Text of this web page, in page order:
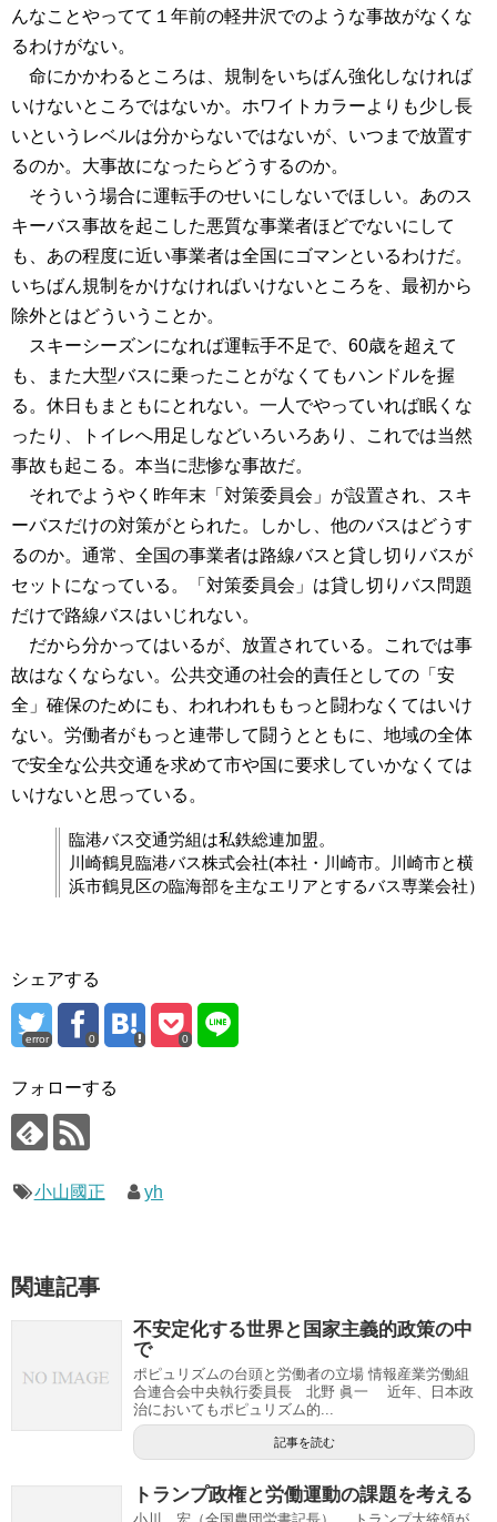
んなことやってて１年前の軽井沢でのような事故がなくな
るわけがない。
命にかかわるところは、規制をいちばん強化しなければ
いけないところではないか。ホワイトカラーよりも少し長
いというレベルは分からないではないが、いつまで放置す
るのか。大事故になったらどうするのか。
そういう場合に運転手のせいにしないでほしい。あのス
キーバス事故を起こした悪質な事業者ほどでないにして
も、あの程度に近い事業者は全国にゴマンといるわけだ。
いちばん規制をかけなければいけないところを、最初から
除外とはどういうことか。
スキーシーズンになれば運転手不足で、60歳を超えて
も、また大型バスに乗ったことがなくてもハンドルを握
る。休日もまともにとれない。一人でやっていれば眠くな
ったり、トイレへ用足しなどいろいろあり、これでは当然
事故も起こる。本当に悲惨な事故だ。
それでようやく昨年末「対策委員会」が設置され、スキ
ーバスだけの対策がとられた。しかし、他のバスはどうす
るのか。通常、全国の事業者は路線バスと貸し切りバスが
セットになっている。「対策委員会」は貸し切りバス問題
だけで路線バスはいじれない。
だから分かってはいるが、放置されている。これでは事
故はなくならない。公共交通の社会的責任としての「安
全」確保のためにも、われわれももっと闘わなくてはいけ
ない。労働者がもっと連帯して闘うとともに、地域の全体
で安全な公共交通を求めて市や国に要求していかなくては
いけないと思っている。
臨港バス交通労組は私鉄総連加盟。
川崎鶴見臨港バス株式会社(本社・川崎市。川崎市と横
浜市鶴見区の臨海部を主なエリアとするバス専業会社）
シェアする
error 0 0
フォローする
小山國正 yh
関連記事
不安定化する世界と国家主義的政策の中
で
ポピュリズムの台頭と労働者の立場 情報産業労働組
合連合会中央執行委員長 北野 眞一 近年、日本政
治においてもポピュリズム的...
記事を読む
トランプ政権と労働運動の課題を考える